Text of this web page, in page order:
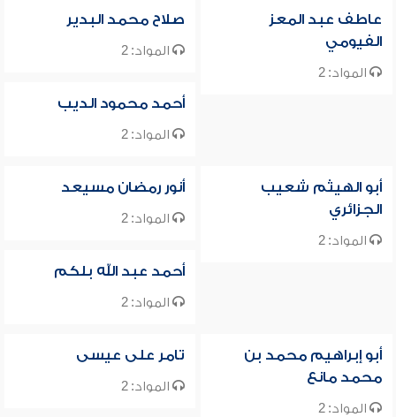
عاطف عبد المعز
الفيومي
المواد: 2
صلاح محمد البدير
المواد: 2
أحمد محمود الديب
المواد: 2
أبو الهيثم شعيب
الجزائري
المواد: 2
أنور رمضان مسيعد
المواد: 2
أحمد عبد الله بلكم
المواد: 2
أبو إبراهيم محمد بن
محمد مانع
المواد: 2
تامر على عيسى
المواد: 2